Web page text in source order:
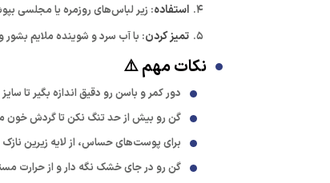
استفاده: زیر لباس‌های روزمره یا مجلسی
تمیز کردن: با آب سرد و شوینده ملایم
نکات مهم ⚠️
دور کمر و باسن رو دقیق اندازه بگیر تا
گن رو بیش از حد تنگ نکن تا گردش خون
برای پوست‌های حساس، از لایه زیرین
گن رو در جای خشک نگه دار و از حرارت